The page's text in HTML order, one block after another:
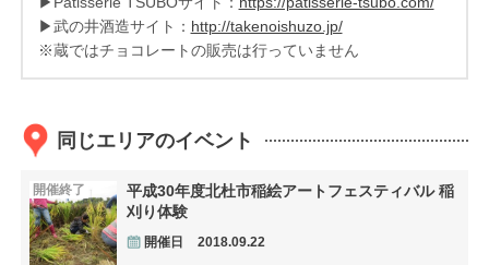
▶武の井酒造サイト： http://takenoishuzo.jp/
※蔵ではチョコレートの販売は行っていません
同じエリアのイベント
開催終了
平成30年度北杜市稲絵アートフェスティバル 稲
刈り体験
開催日 2018.09.22